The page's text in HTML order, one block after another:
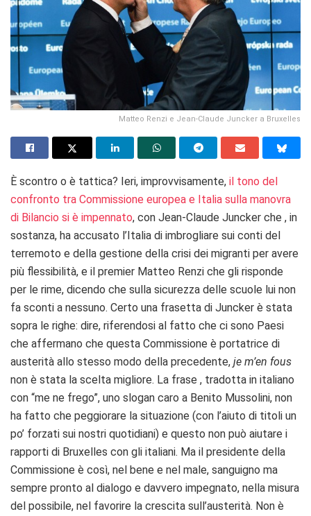
Matteo Renzi e Jean-Claude Juncker a Bruxelles
È scontro o è tattica? Ieri, improvvisamente, il tono del
confronto tra Commissione europea e Italia sulla manovra
di Bilancio si è impennato, con Jean-Claude Juncker che , in
sostanza, ha accusato l’Italia di imbrogliare sui conti del
terremoto e della gestione della crisi dei migranti per avere
più flessibilità, e il premier Matteo Renzi che gli risponde
per le rime, dicendo che sulla sicurezza delle scuole lui non
fa sconti a nessuno. Certo una frasetta di Juncker è stata
sopra le righe: dire, riferendosi al fatto che ci sono Paesi
che affermano che questa Commissione è portatrice di
austerità allo stesso modo della precedente, je m’en fous
non è stata la scelta migliore. La frase , tradotta in italiano
con “me ne frego”, uno slogan caro a Benito Mussolini, non
ha fatto che peggiorare la situazione (con l’aiuto di titoli un
po’ forzati sui nostri quotidiani) e questo non può aiutare i
rapporti di Bruxelles con gli italiani. Ma il presidente della
Commissione è così, nel bene e nel male, sanguigno ma
sempre pronto al dialogo e davvero impegnato, nella misura
del possibile, nel favorire la crescita sull’austerità. Non è